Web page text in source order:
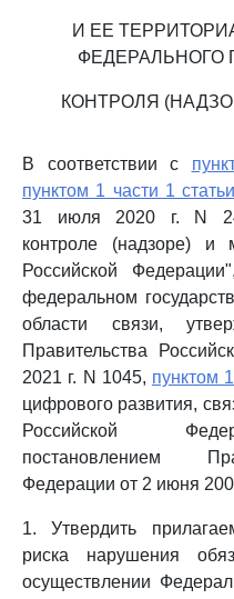
И ЕЕ
ФЕДЕРАЛЬНОГО
КОНТРОЛЯ
В соответствии с
пунктом 1 части 1
31 июля 2020 г. N
контроле (надзоре) и
Российской
федеральном
области связи,
Правительства
2021 г. N 1045, пунктом 1
цифрового развития,
Российской
постановлением
Федерации от 2 июня
1. Утвердить
риска нарушения
осуществлении